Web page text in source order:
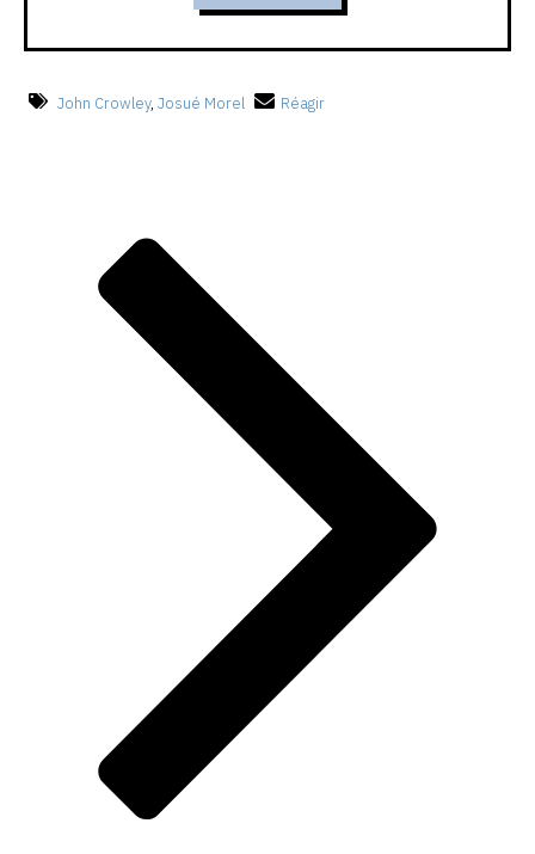
John Crowley, Josué Morel Réagir